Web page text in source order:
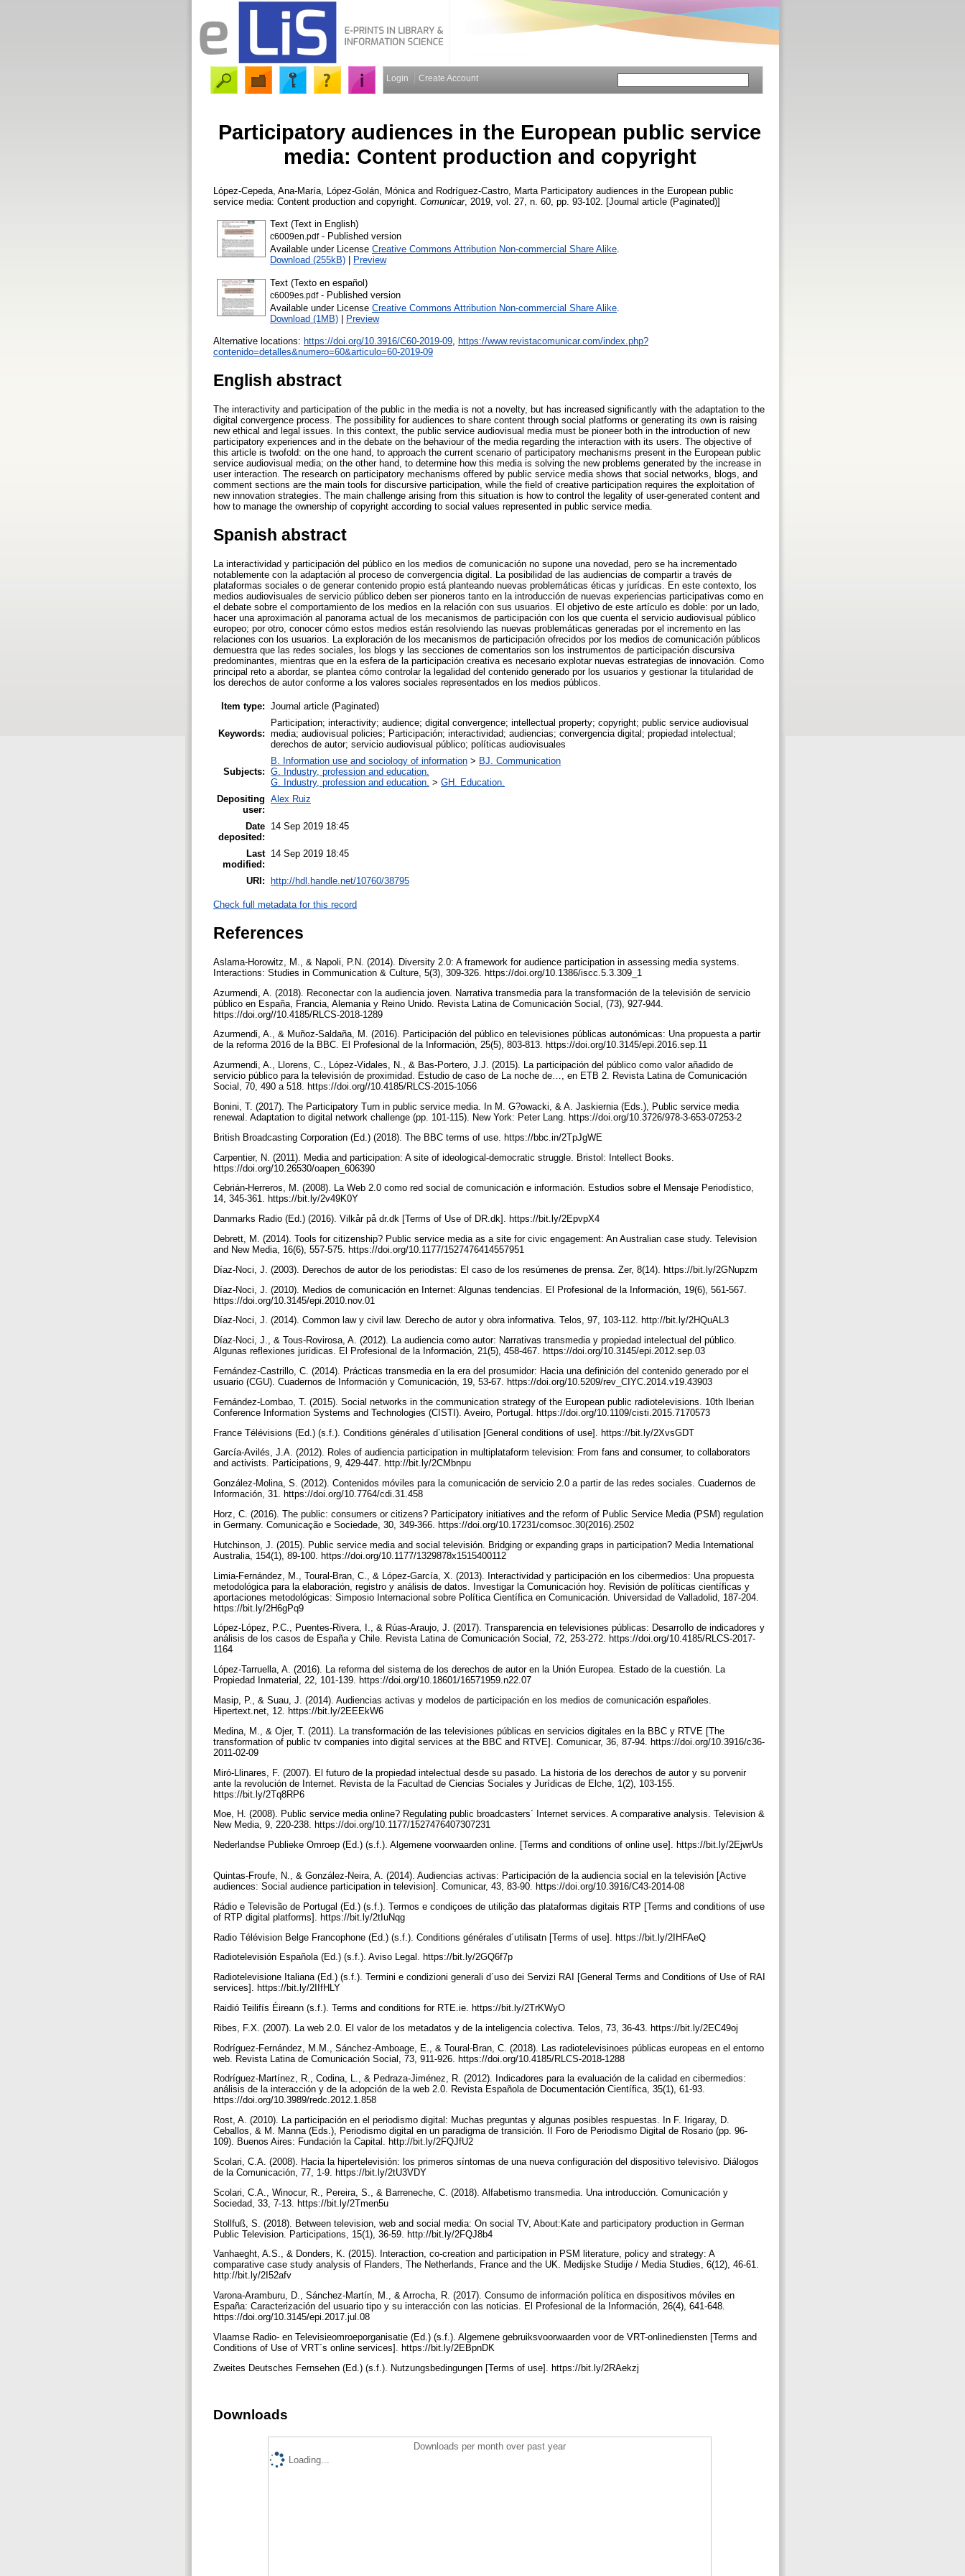
Login Create Account
Participatory audiences in the European public service
media: Content production and copyright
López-Cepeda, Ana-María López-Golán, Mónica and Rodríguez-Castro, Marta Participatory audiences in the European public
service media: Content production and copyright. Comunicar, 2019, vol. 27, n. 60, pp. 93-102. [Journal article (Paginated)]
Text (Text in English)
c6009en.pdf- Published version
Available under License Creative Commons Attribution Non-commercial Share Alike
Download (255kB) | Preview
Text (Texto en español)
c6009es.pdf- Published version
Available under License Creative Commons Attribution Non-commercial Share Alike
Download (1MB) | Preview
Alternative locations: https://doi.org/10.3916/C60-2019-09 https://www.revistacomunicar.com/index.php?
contenido=detalles&numero=60&articulo=60-2019-09
English abstract
The interactivity and participation of the public in the media is not a novelty, but has increased significantly with the adaptation to the
digital convergence process. The possibility for audiences to share content through social platforms or generating its own is raising
new ethical and legal issues. In this context, the public service audiovisual media must be pioneer both in the introduction of new
participatory experiences and in the debate on the behaviour of the media regarding the interaction with its users. The objective of
this article is twofold: on the one hand, to approach the current scenario of participatory mechanisms present in the European public
service audiovisual media; on the other hand, to determine how this media is solving the new problems generated by the increase in
user interaction. The research on participatory mechanisms offered by public service media shows that social networks, blogs, and
comment sections are the main tools for discursive participation, while the field of creative participation requires the exploitation of
new innovation strategies. The main challenge arising from this situation is how to control the legality of user-generated content and
how to manage the ownership of copyright according to social values represented in public service media.
Spanish abstract
La interactividad y participación del público en los medios de comunicación no supone una novedad, pero se ha incrementado
notablemente con la adaptación al proceso de convergencia digital. La posibilidad de las audiencias de compartir a través de
plataformas sociales o de generar contenido propio está planteando nuevas problemáticas éticas y jurídicas. En este contexto, los
medios audiovisuales de servicio público deben ser pioneros tanto en la introducción de nuevas experiencias participativas como en
el debate sobre el comportamiento de los medios en la relación con sus usuarios. El objetivo de este artículo es doble: por un lado,
hacer una aproximación al panorama actual de los mecanismos de participación con los que cuenta el servicio audiovisual público
europeo; por otro, conocer cómo estos medios están resolviendo las nuevas problemáticas generadas por el incremento en las
relaciones con los usuarios. La exploración de los mecanismos de participación ofrecidos por los medios de comunicación públicos
demuestra que las redes sociales, los blogs y las secciones de comentarios son los instrumentos de participación discursiva
predominantes, mientras que en la esfera de la participación creativa es necesario explotar nuevas estrategias de innovación. Como
principal reto a abordar, se plantea cómo controlar la legalidad del contenido generado por los usuarios y gestionar la titularidad de
los derechos de autor conforme a los valores sociales representados en los medios públicos.
Item type: Journal article (Paginated)
Keywords:
Participation; interactivity; audience; digital convergence; intellectual property; copyright; public service audiovisual
media; audiovisual policies; Participación; interactividad; audiencias; convergencia digital; propiedad intelectual;
derechos de autor; servicio audiovisual público; políticas audiovisuales
Subjects:
B. Information use and sociology of information > BJ. Communication
G. Industry, profession and education.
G. Industry, profession and education. > GH. Education.
Depositing
user:
Alex Ruiz
Date
deposited:
14 Sep 2019 18:45
Last
modified:
14 Sep 2019 18:45
URI: http://hdl.handle.net/10760/38795
Check full metadata for this record
References
Aslama-Horowitz, M., & Napoli, P.N. (2014). Diversity 2.0: A framework for audience participation in assessing media systems.
Interactions: Studies in Communication & Culture, 5(3), 309-326. https://doi.org/10.1386/iscc.5.3.309_1
Azurmendi, A. (2018). Reconectar con la audiencia joven. Narrativa transmedia para la transformación de la televisión de servicio
público en España, Francia, Alemania y Reino Unido. Revista Latina de Comunicación Social, (73), 927-944.
https://doi.org//10.4185/RLCS-2018-1289
Azurmendi, A., & Muñoz-Saldaña, M. (2016). Participación del público en televisiones públicas autonómicas: Una propuesta a partir
de la reforma 2016 de la BBC. El Profesional de la Información, 25(5), 803-813. https://doi.org/10.3145/epi.2016.sep.11
Azurmendi, A., Llorens, C., López-Vidales, N., & Bas-Portero, J.J. (2015). La participación del público como valor añadido de
servicio público para la televisión de proximidad. Estudio de caso de La noche de…, en ETB 2. Revista Latina de Comunicación
Social, 70, 490 a 518. https://doi.org//10.4185/RLCS-2015-1056
Bonini, T. (2017). The Participatory Turn in public service media. In M. G?owacki, & A. Jaskiernia (Eds.), Public service media
renewal. Adaptation to digital network challenge (pp. 101-115). New York: Peter Lang. https://doi.org/10.3726/978-3-653-07253-2
British Broadcasting Corporation (Ed.) (2018). The BBC terms of use. https://bbc.in/2TpJgWE
Carpentier, N. (2011). Media and participation: A site of ideological-democratic struggle. Bristol: Intellect Books.
https://doi.org/10.26530/oapen_606390
Cebrián-Herreros, M. (2008). La Web 2.0 como red social de comunicación e información. Estudios sobre el Mensaje Periodístico,
14, 345-361. https://bit.ly/2v49K0Y
Danmarks Radio (Ed.) (2016). Vilkår på dr.dk [Terms of Use of DR.dk]. https://bit.ly/2EpvpX4
Debrett, M. (2014). Tools for citizenship? Public service media as a site for civic engagement: An Australian case study. Television
and New Media, 16(6), 557-575. https://doi.org/10.1177/1527476414557951
Díaz-Noci, J. (2003). Derechos de autor de los periodistas: El caso de los resúmenes de prensa. Zer, 8(14). https://bit.ly/2GNupzm
Díaz-Noci, J. (2010). Medios de comunicación en Internet: Algunas tendencias. El Profesional de la Información, 19(6), 561-567.
https://doi.org/10.3145/epi.2010.nov.01
Díaz-Noci, J. (2014). Common law y civil law. Derecho de autor y obra informativa. Telos, 97, 103-112. http://bit.ly/2HQuAL3
Díaz-Noci, J., & Tous-Rovirosa, A. (2012). La audiencia como autor: Narrativas transmedia y propiedad intelectual del público.
Algunas reflexiones jurídicas. El Profesional de la Información, 21(5), 458-467. https://doi.org/10.3145/epi.2012.sep.03
Fernández-Castrillo, C. (2014). Prácticas transmedia en la era del prosumidor: Hacia una definición del contenido generado por el
usuario (CGU). Cuadernos de Información y Comunicación, 19, 53-67. https://doi.org/10.5209/rev_CIYC.2014.v19.43903
Fernández-Lombao, T. (2015). Social networks in the communication strategy of the European public radiotelevisions. 10th Iberian
Conference Information Systems and Technologies (CISTI). Aveiro, Portugal. https://doi.org/10.1109/cisti.2015.7170573
France Télévisions (Ed.) (s.f.). Conditions générales d´utilisation [General conditions of use]. https://bit.ly/2XvsGDT
García-Avilés, J.A. (2012). Roles of audiencia participation in multiplataform television: From fans and consumer, to collaborators
and activists. Participations, 9, 429-447. http://bit.ly/2CMbnpu
González-Molina, S. (2012). Contenidos móviles para la comunicación de servicio 2.0 a partir de las redes sociales. Cuadernos de
Información, 31. https://doi.org/10.7764/cdi.31.458
Horz, C. (2016). The public: consumers or citizens? Participatory initiatives and the reform of Public Service Media (PSM) regulation
in Germany. Comunicação e Sociedade, 30, 349-366. https://doi.org/10.17231/comsoc.30(2016).2502
Hutchinson, J. (2015). Public service media and social televisión. Bridging or expanding graps in participation? Media International
Australia, 154(1), 89-100. https://doi.org/10.1177/1329878x1515400112
Limia-Fernández, M., Toural-Bran, C., & López-García, X. (2013). Interactividad y participación en los cibermedios: Una propuesta
metodológica para la elaboración, registro y análisis de datos. Investigar la Comunicación hoy. Revisión de políticas científicas y
aportaciones metodológicas: Simposio Internacional sobre Política Científica en Comunicación. Universidad de Valladolid, 187-204.
https://bit.ly/2H6gPq9
López-López, P.C., Puentes-Rivera, I., & Rúas-Araujo, J. (2017). Transparencia en televisiones públicas: Desarrollo de indicadores y
análisis de los casos de España y Chile. Revista Latina de Comunicación Social, 72, 253-272. https://doi.org/10.4185/RLCS-2017-
1164
López-Tarruella, A. (2016). La reforma del sistema de los derechos de autor en la Unión Europea. Estado de la cuestión. La
Propiedad Inmaterial, 22, 101-139. https://doi.org/10.18601/16571959.n22.07
Masip, P., & Suau, J. (2014). Audiencias activas y modelos de participación en los medios de comunicación españoles.
Hipertext.net, 12. https://bit.ly/2EEEkW6
Medina, M., & Ojer, T. (2011). La transformación de las televisiones públicas en servicios digitales en la BBC y RTVE [The
transformation of public tv companies into digital services at the BBC and RTVE]. Comunicar, 36, 87-94. https://doi.org/10.3916/c36-
2011-02-09
Miró-Llinares, F. (2007). El futuro de la propiedad intelectual desde su pasado. La historia de los derechos de autor y su porvenir
ante la revolución de Internet. Revista de la Facultad de Ciencias Sociales y Jurídicas de Elche, 1(2), 103-155.
https://bit.ly/2Tq8RP6
Moe, H. (2008). Public service media online? Regulating public broadcasters´ Internet services. A comparative analysis. Television &
New Media, 9, 220-238. https://doi.org/10.1177/1527476407307231
Nederlandse Publieke Omroep (Ed.) (s.f.). Algemene voorwaarden online. [Terms and conditions of online use]. https://bit.ly/2EjwrUs
Quintas-Froufe, N., & González-Neira, A. (2014). Audiencias activas: Participación de la audiencia social en la televisión [Active
audiences: Social audience participation in television]. Comunicar, 43, 83-90. https://doi.org/10.3916/C43-2014-08
Rádio e Televisão de Portugal (Ed.) (s.f.). Termos e condiçoes de utilição das plataformas digitais RTP [Terms and conditions of use
of RTP digital platforms]. https://bit.ly/2tIuNqg
Radio Télévision Belge Francophone (Ed.) (s.f.). Conditions générales d´utilisatn [Terms of use]. https://bit.ly/2IHFAeQ
Radiotelevisión Española (Ed.) (s.f.). Aviso Legal. https://bit.ly/2GQ6f7p
Radiotelevisione Italiana (Ed.) (s.f.). Termini e condizioni generali d´uso dei Servizi RAI [General Terms and Conditions of Use of RAI
services]. https://bit.ly/2IIfHLY
Raidió Teilifís Éireann (s.f.). Terms and conditions for RTE.ie. https://bit.ly/2TrKWyO
Ribes, F.X. (2007). La web 2.0. El valor de los metadatos y de la inteligencia colectiva. Telos, 73, 36-43. https://bit.ly/2EC49oj
Rodríguez-Fernández, M.M., Sánchez-Amboage, E., & Toural-Bran, C. (2018). Las radiotelevisinoes públicas europeas en el entorno
web. Revista Latina de Comunicación Social, 73, 911-926. https://doi.org/10.4185/RLCS-2018-1288
Rodríguez-Martínez, R., Codina, L., & Pedraza-Jiménez, R. (2012). Indicadores para la evaluación de la calidad en cibermedios:
análisis de la interacción y de la adopción de la web 2.0. Revista Española de Documentación Científica, 35(1), 61-93.
https://doi.org/10.3989/redc.2012.1.858
Rost, A. (2010). La participación en el periodismo digital: Muchas preguntas y algunas posibles respuestas. In F. Irigaray, D.
Ceballos, & M. Manna (Eds.), Periodismo digital en un paradigma de transición. II Foro de Periodismo Digital de Rosario (pp. 96-
109). Buenos Aires: Fundación la Capital. http://bit.ly/2FQJfU2
Scolari, C.A. (2008). Hacia la hipertelevisión: los primeros síntomas de una nueva configuración del dispositivo televisivo. Diálogos
de la Comunicación, 77, 1-9. https://bit.ly/2tU3VDY
Scolari, C.A., Winocur, R., Pereira, S., & Barreneche, C. (2018). Alfabetismo transmedia. Una introducción. Comunicación y
Sociedad, 33, 7-13. https://bit.ly/2Tmen5u
Stollfuß, S. (2018). Between television, web and social media: On social TV, About:Kate and participatory production in German
Public Television. Participations, 15(1), 36-59. http://bit.ly/2FQJ8b4
Vanhaeght, A.S., & Donders, K. (2015). Interaction, co-creation and participation in PSM literature, policy and strategy: A
comparative case study analysis of Flanders, The Netherlands, France and the UK. Medijske Studije / Media Studies, 6(12), 46-61.
http://bit.ly/2I52afv
Varona-Aramburu, D., Sánchez-Martín, M., & Arrocha, R. (2017). Consumo de información política en dispositivos móviles en
España: Caracterización del usuario tipo y su interacción con las noticias. El Profesional de la Información, 26(4), 641-648.
https://doi.org/10.3145/epi.2017.jul.08
Vlaamse Radio- en Televisieomroeporganisatie (Ed.) (s.f.). Algemene gebruiksvoorwaarden voor de VRT-onlinediensten [Terms and
Conditions of Use of VRT´s online services]. https://bit.ly/2EBpnDK
Zweites Deutsches Fernsehen (Ed.) (s.f.). Nutzungsbedingungen [Terms of use]. https://bit.ly/2RAekzj
Downloads
Downloads per month over past year
Loading...